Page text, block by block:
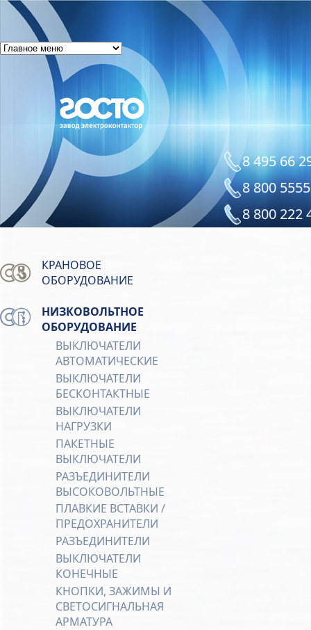
8 495 66
8 800
8 800 222
КРАНОВОЕ
ОБОРУДОВАНИЕ
НИЗКОВОЛЬТНОЕ
ОБОРУДОВАНИЕ
ВЫКЛЮЧАТЕЛИ
АВТОМАТИЧЕСКИЕ
ВЫКЛЮЧАТЕЛИ
БЕСКОНТАКТНЫЕ
ВЫКЛЮЧАТЕЛИ
НАГРУЗКИ
ПАКЕТНЫЕ
ВЫКЛЮЧАТЕЛИ
РАЗЪЕДИНИТЕЛИ
ВЫСОКОВОЛЬТНЫЕ
ПЛАВКИЕ ВСТАВКИ /
ПРЕДОХРАНИТЕЛИ
РАЗЪЕДИНИТЕЛИ
ВЫКЛЮЧАТЕЛИ
КОНЕЧНЫЕ
КНОПКИ, ЗАЖИМЫ И
СВЕТОСИГНАЛЬНАЯ
АРМАТУРА